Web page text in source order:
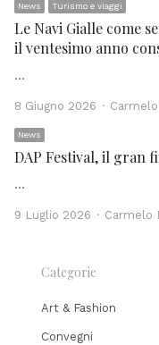
News Turismo e viaggi
Le Navi Gialle come
il ventesimo anno
…
8 Giugno 2026 Author
News
DAP Festival, il gran
…
9 Luglio 2026 Author
Carmelo
Categorie
Art & Fashion
Convegni